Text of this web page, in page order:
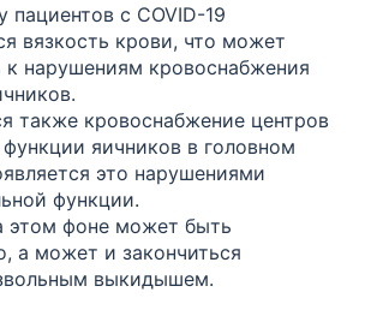
пациентов с COVID-19
вязкость крови, что может
к нарушениям кровоснабжения
также кровоснабжение центров
функции яичников в головном
это нарушениями
функции.
этом фоне может быть
а может и закончиться
выкидышем.